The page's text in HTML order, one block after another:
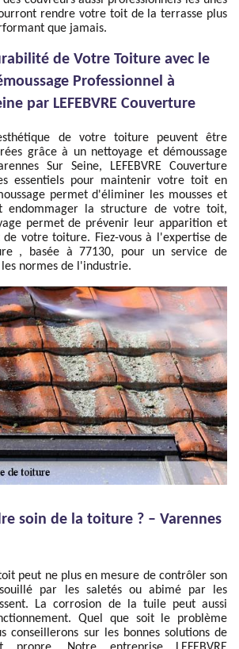
rendre votre toit de la terrasse plus
que jamais.
de Votre Toiture avec le
Professionnel à
par LEFEBVRE Couverture
de votre toiture peuvent être
grâce à un nettoyage et démoussage
Sur Seine, LEFEBVRE Couverture
essentiels pour maintenir votre toit en
permet d'éliminer les mousses et
endommager la structure de votre toit,
permet de prévenir leur apparition et
votre toiture. Fiez-vous à l'expertise de
, basée à 77130, pour un service de
normes de l'industrie.
soin de la toiture ? – Varennes
peut ne plus en mesure de contrôler son
par les saletés ou abimé par les
La corrosion de la tuile peut aussi
Quel que soit le problème
conseillerons sur les bonnes solutions de